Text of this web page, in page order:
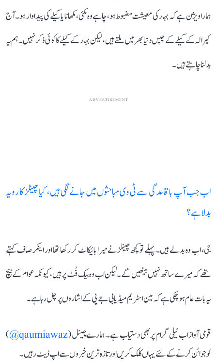
ہمارا ویژن ہے کہ بہار کی معیشت مضبوط ہو، چاہے وہ مکئی، مکھانا یا کیلے کی پیداوار ہو۔ آج
کیرالہ کے کیلے کے چپس دنیا بھر میں ملتے ہیں، لیکن بہار کے کیلے کا کوئی ذکر نہیں۔ ہم یہ
بدلنا چاہتے ہیں۔
ADVERTISEMENT
اب جب آپ باقاعدگی سے ٹی وی مباحثوں میں جانے لگی ہیں، کیا چینلز کا رویہ
بدلا ہے؟
جی، اب وہ بدلے ہیں۔ پہلے تو کچھ چینلز نے میرا بائیکاٹ کر رکھا تھا اور اینکر صاف کہتے
تھے کہ میرے ساتھ نہیں بیٹھیں گے۔ لیکن اب وہ بیک فُٹ پر ہیں، کیونکہ عوام کے بیچ
یہ بات عام ہو چکی ہے کہ مین اسٹریم میڈیا بی جے پی کے اشاروں پر چل رہا ہے۔
قومی آواز اب ٹیلی گرام پر بھی دستیاب ہے۔ ہمارے چینل (qaumiawaz@
)
کو جوائن کرنے کے لئے یہاں کلک کریں اور تازہ ترین خبروں سے اپ ڈیٹ رہیں۔